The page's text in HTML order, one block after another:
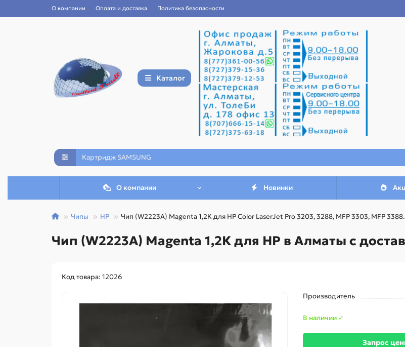
О компании Оплата и доставка Политика безопасности
Каталог
О компании Новинки
Чипы HP Чип (W2223A) Magenta 1,2К для HP Color LaserJet Pro 3203, 3288, MFP 3303, MFP 3388.
Чип (W2223A) Magenta 1,2К для HP в Алматы с
Код товара: 12026
Производитель
В наличии ✓
Запрос